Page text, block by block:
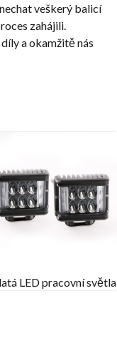
veškerý balicí
zahájili.
a okamžitě nás
LED pracovní světla